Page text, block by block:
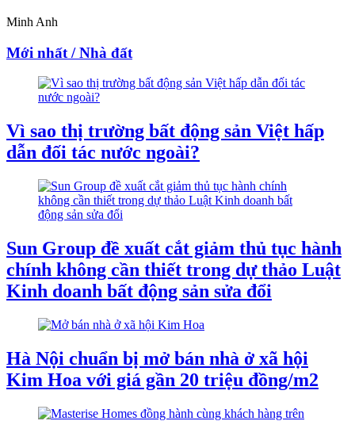
Minh Anh
Mới nhất / Nhà đất
Vì sao thị trường bất động sản Việt hấp
dẫn đối tác nước ngoài?
Sun Group đề xuất cắt giảm thủ tục hành
chính không cần thiết trong dự thảo Luật
Kinh doanh bất động sản sửa đổi
Hà Nội chuẩn bị mở bán nhà ở xã hội
Kim Hoa với giá gần 20 triệu đồng/m2